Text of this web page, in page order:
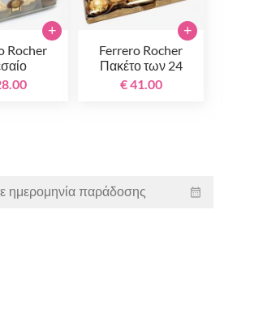
Rocher
+
Ferrero Rocher
Πακέτο των 24
€ 41.00
+